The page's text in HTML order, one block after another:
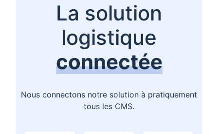
La solution
logistique
connectée
Nous connectons notre solution à pratiquement
tous les CMS.